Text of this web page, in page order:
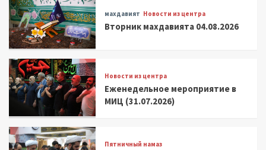
махдавият Новости из центра
Вторник махдавията 04.08.2026
Новости из центра
Еженедельное мероприятие в
МИЦ (31.07.2026)
Пятничный намаз